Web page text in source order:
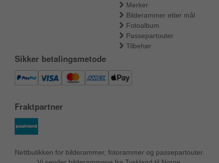
Merker
Bilderammer etter mål
Fotoalbum
Passepartouter
Tilbehør
Sikker betalingsmetode
Fraktpartner
Nettbutikken for bilderammer, fotorammer og passepartouter.